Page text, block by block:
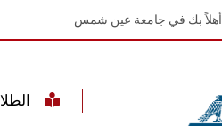
أهلاً بك في جامعة عين شمس